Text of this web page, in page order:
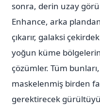
sonra, derin uzay
Enhance, arka
çıkarır, galaksi
yoğun küme
çözümler. Tüm
maskelenmiş birden
gerektirecek